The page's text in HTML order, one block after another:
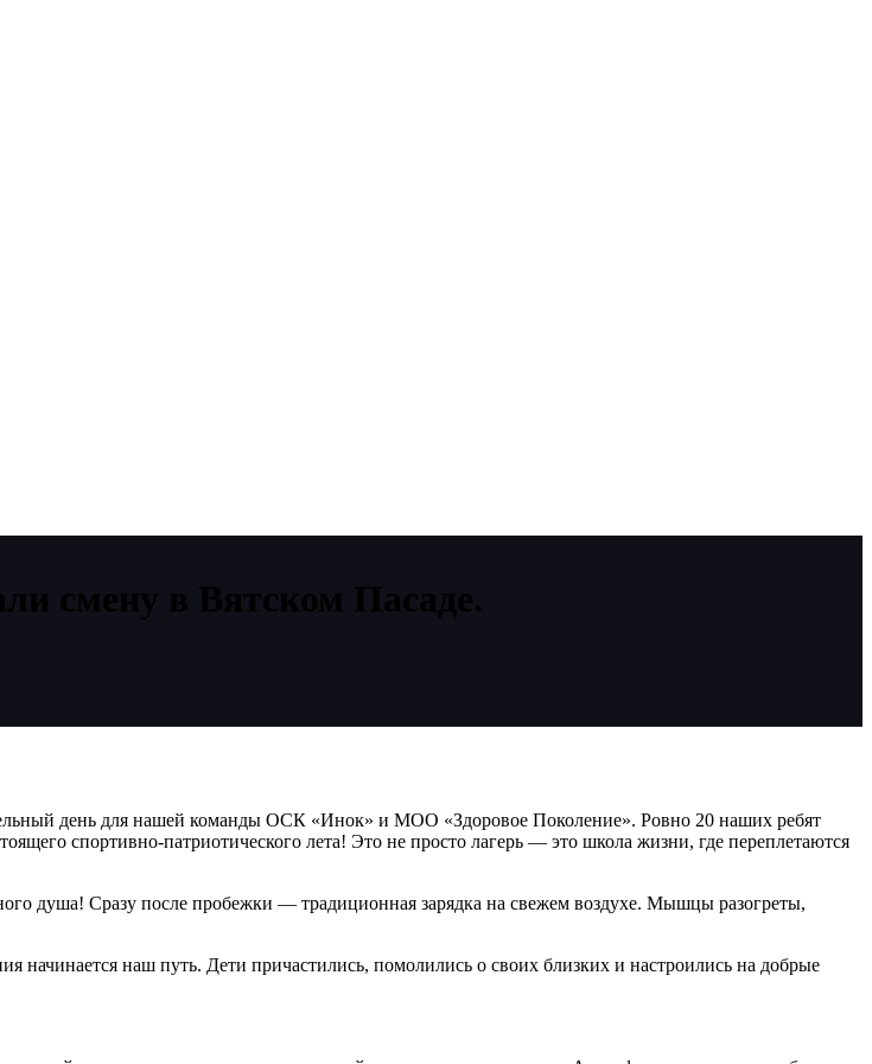
в Вятском Пасаде.
день для нашей команды ОСК «Инок» и МОО «Здоровое Поколение». Ровно 20 наших ребят
спортивно-патриотического лета! Это не просто лагерь — это школа жизни, где переплетаются
душа! Сразу после пробежки — традиционная зарядка на свежем воздухе. Мышцы разогреты,
начинается наш путь. Дети причастились, помолились о своих близких и настроились на добрые